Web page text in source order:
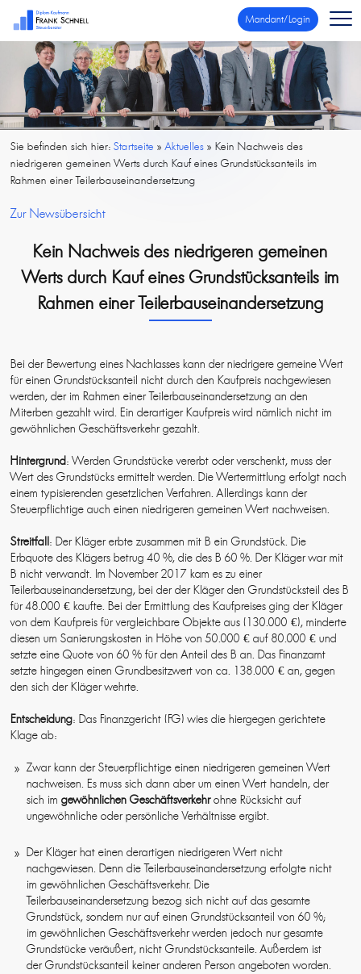
Mandant/Login
Sie befinden sich hier:Startseite »Aktuelles »Kein Nachweis des
niedrigeren gemeinen Werts durch Kauf eines Grundstücksanteils im
Rahmen einer Teilerbauseinandersetzung
Zur Newsübersicht
Kein Nachweis des niedrigeren gemeinen
Werts durch Kauf eines Grundstücksanteils im
Rahmen einer Teilerbauseinandersetzung
Bei der Bewertung eines Nachlasses kann der niedrigere gemeine Wert
für einen Grundstücksanteil nicht durch den Kaufpreis nachgewiesen
werden, der im Rahmen einer Teilerbauseinandersetzung an den
Miterben gezahlt wird. Ein derartiger Kaufpreis wird nämlich nicht im
gewöhnlichen Geschäftsverkehr gezahlt.
Hintergrund: Werden Grundstücke vererbt oder verschenkt, muss der
Wert des Grundstücks ermittelt werden. Die Wertermittlung erfolgt nach
einem typisierenden gesetzlichen Verfahren. Allerdings kann der
Steuerpflichtige auch einen niedrigeren gemeinen Wert nachweisen.
Streitfall : Der Kläger erbte zusammen mit B ein Grundstück. Die
Erbquote des Klägers betrug 40 %, die des B 60 %. Der Kläger war mit
B nicht verwandt. Im November 2017 kam es zu einer
Teilerbauseinandersetzung, bei der der Kläger den Grundstücksteil des B
für 48.000 € kaufte. Bei der Ermittlung des Kaufpreises ging der Kläger
von dem Kaufpreis für vergleichbare Objekte aus (130.000 €), minderte
diesen um Sanierungskosten in Höhe von 50.000 € auf 80.000 € und
setzte eine Quote von 60 % für den Anteil des B an. Das Finanzamt
setzte hingegen einen Grundbesitzwert von ca. 138.000 € an, gegen
den sich der Kläger wehrte.
Entscheidung: Das Finanzgericht (FG) wies die hiergegen gerichtete
Klage ab:
Zwar kann der Steuerpflichtige einen niedrigeren gemeinen Wert
nachweisen. Es muss sich dann aber um einen Wert handeln, der
sich imgewöhnlichen Geschäftsverkehrohne Rücksicht auf
ungewöhnliche oder persönliche Verhältnisse ergibt.
Der Kläger hat einen derartigen niedrigeren Wert nicht
nachgewiesen. Denn die Teilerbauseinandersetzung erfolgte nicht
im gewöhnlichen Geschäftsverkehr. Die
Teilerbauseinandersetzung bezog sich nicht auf das gesamte
Grundstück, sondern nur auf einen Grundstücksanteil von 60 %;
im gewöhnlichen Geschäftsverkehr werden jedoch nur gesamte
Grundstücke veräußert, nicht Grundstücksanteile. Außerdem ist
der Grundstücksanteil keiner anderen Person angeboten worden.